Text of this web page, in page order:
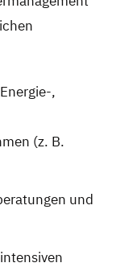
,
(z. B.
und